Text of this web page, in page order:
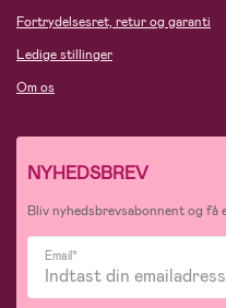
Fortrydelsesret, retur og garanti
Ledige stillinger
Om os
NYHEDSBREV
Bliv nyhedsbrevsabonnent og få
Email*